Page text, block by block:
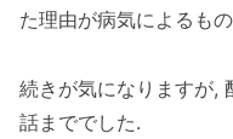
た理由が病気によるも
続きが気になりますが,
話まででした.